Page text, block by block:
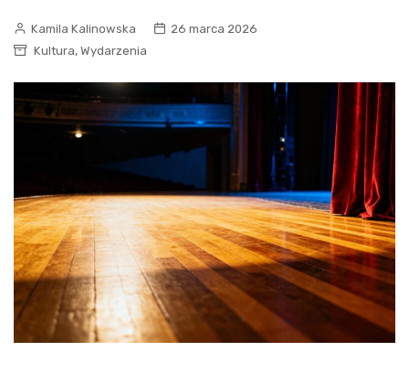
Kamila Kalinowska
26 marca 2026
Kultura, Wydarzenia